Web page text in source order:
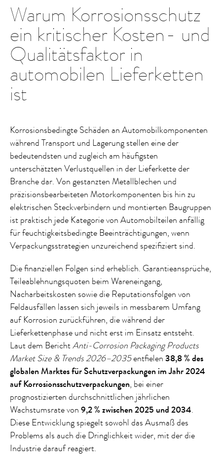
Warum Korrosionsschutz
ein kritischer Kosten- und
Qualitätsfaktor in
automobilen Lieferketten
ist
Korrosionsbedingte Schäden an Automobilkomponenten
während Transport und Lagerung stellen eine der
bedeutendsten und zugleich am häufigsten
unterschätzten Verlustquellen in der Lieferkette der
Branche dar. Von gestanzten Metallblechen und
präzisionsbearbeiteten Motorkomponenten bis hin zu
elektrischen Steckverbindern und montierten Baugruppen
ist praktisch jede Kategorie von Automobilteilen anfällig
für feuchtigkeitsbedingte Beeinträchtigungen, wenn
Verpackungsstrategien unzureichend spezifiziert sind.
Die finanziellen Folgen sind erheblich. Garantieansprüche,
Teileablehnungsquoten beim Wareneingang,
Nacharbeitskosten sowie die Reputationsfolgen von
Feldausfällen lassen sich jeweils in messbarem Umfang
auf Korrosion zurückführen, die während der
Lieferkettenphase und nicht erst im Einsatz entsteht.
Laut dem BerichtAnti-Corrosion Packaging Products
Market Size & Trends 2026–2035entfielen38,8 % des
globalen Marktes für Schutzverpackungen im Jahr 2024
auf Korrosionsschutzverpackungen, bei einer
prognostizierten durchschnittlichen jährlichen
Wachstumsrate von9,2 % zwischen 2025 und 2034.
Diese Entwicklung spiegelt sowohl das Ausmaß des
Problems als auch die Dringlichkeit wider, mit der die
Industrie darauf reagiert.